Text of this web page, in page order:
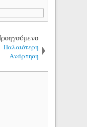
Παλαιότερη
Ανάρτηση